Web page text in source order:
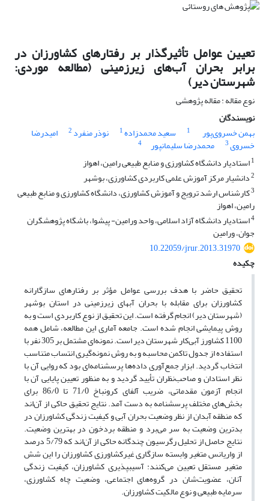
تعیین عوامل تأثیرگذار بر رفتارهای کشاورزان در
برابر بحران آب‌های زیرزمینی (مطالعه موردی:
شهرستان دیر)
نوع مقاله : مقاله پژوهشی
نویسندگان
بهمن خسروی‌پور
1 سعید محمدزاده1 نوذر منفرد 2 امیدرضا
خسروی3 محمدرضا سلیمانپور
4
1استادیار دانشگاه کشاورزی و منابع طبیعی رامین، اهواز
2دانشیار مرکز آموزش علمی کاربردی کشاورزی، بوشهر
3کارشناس ‌ارشد ترویج و آموزش کشاورزی، دانشگاه کشاورزی و منابع طبیعی
رامین، اهواز
4استادیار دانشگاه آزاد اسلامی، واحد ورامین- پیشوا، باشگاه پژوهشگران
جوان، ورامین
10.22059/jrur.2013.31970
چکیده
تحقیق حاضر با هدف بررسی عوامل مؤثر بر رفتارهای سازگارانه
کشاورزان برای مقابله با بحران آب­های زیرزمینی در استان بوشهر
(شهرستان دیر) انجام گرفته است. این تحقیق از نوع کاربردی است و به
روش پیمایشی انجام شده است. جامعه آماری این مطالعه، شامل همه
1100 کشاورز آبی‌کار شهرستان دیر است. نمونه‌ای مشتمل بر 305 نفر با
استفاده از جدول تاکمن محاسبه و به روش نمونه‌گیری انتساب متناسب
انتخاب گردید. ابزار جمع‌آوری داده‌ها پرسشنامه‌ای بود که روایی آن با
نظر استادان و صاحب‌نظران تأیید گردید و به منظور تعیین پایایی آن با
انجام آزمون مقدماتی، ضریب آلفای کرونباخ 71/0 تا 86/0 برای
بخش‌های مختلف پرسشنامه به دست آمد. نتایج تحقیق حاکی‌ از آن‌اند
که منطقه آبدان از نظر وضعیت بحران آبی و کیفیت زندگی کشاورزان در
بدترین وضعیت به سر می‌برد و منطقه بردخون در بهترین وضعیت.
نتایج حاصل از تحلیل رگرسیون چندگانه حاکی‌ از آن‌اند که 5/79 درصد
از واریانس متغیر وابسته سازگاری غیرکشاورزی کشاورزان را این شش
متغیر مستقل تعیین می‌کنند:‌ آسیب­پذیری کشاورزان، کیفیت زندگی
آنان، عضویت‌شان در گروه‌های اجتماعی، وضعیت چاه کشاورزی،
سرمایه طبیعی و نوع مالکیت کشاورزان.